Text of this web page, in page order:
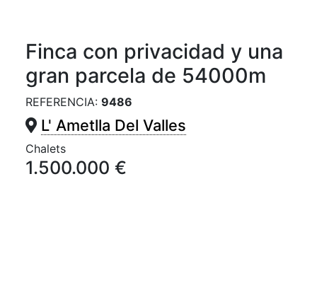
Finca con privacidad y una
gran parcela de 54000m
REFERENCIA: 9486
L' Ametlla Del Valles
Chalets
1.500.000 €